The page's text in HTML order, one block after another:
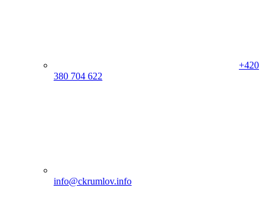
+420
380 704 622
info@ckrumlov.info